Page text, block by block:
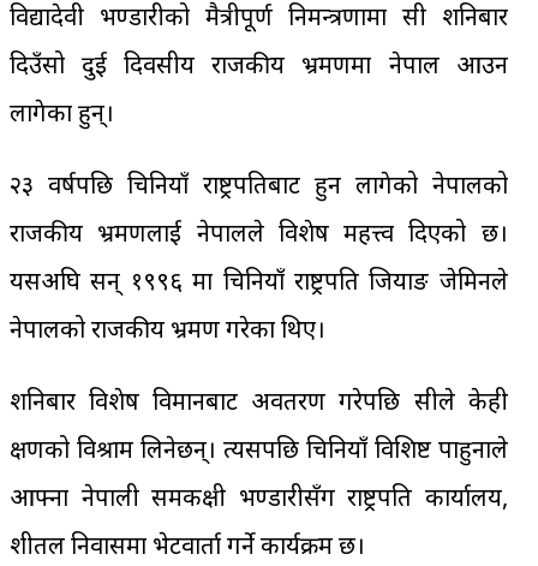
विद्यादेवी भण्डारीको मैत्रीपूर्ण निमन्त्रणामा सी शनिबार
दिउँसो दुई दिवसीय राजकीय भ्रमणमा नेपाल आउन
लागेका हुन्।
२३ वर्षपछि चिनियाँ राष्ट्रपतिबाट हुन लागेको नेपालको
राजकीय भ्रमणलाई नेपालले विशेष महत्त्व दिएको छ।
यसअघि सन् १९९६ मा चिनियाँ राष्ट्रपति जियाङ जेमिनले
नेपालको राजकीय भ्रमण गरेका थिए।
शनिबार विशेष विमानबाट अवतरण गरेपछि सीले केही
क्षणको विश्राम लिनेछन्। त्यसपछि चिनियाँ विशिष्ट पाहुनाले
आफ्ना नेपाली समकक्षी भण्डारीसँग राष्ट्रपति कार्यालय,
शीतल निवासमा भेटवार्ता गर्ने कार्यक्रम छ।